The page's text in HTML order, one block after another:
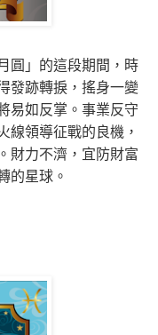
圓」的這段期間，時
發跡轉捩，搖身一變
易如反掌。事業反守
線領導征戰的良機，
財力不濟，宜防財富
的星球。